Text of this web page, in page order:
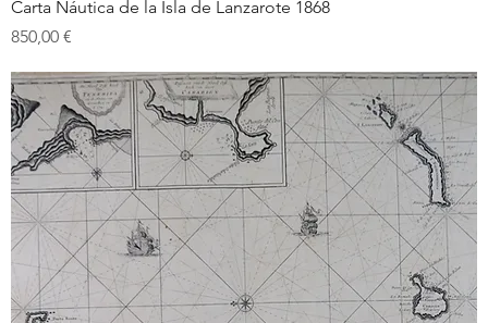
Carta Náutica de la Isla de Lanzarote 1868
Prix
850,00 €